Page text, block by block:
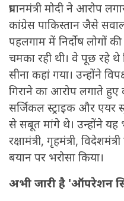
प्रधानमंत्री मोदी ने आरोप
कांग्रेस पाकिस्तान जैसे
पहलगाम में निर्दोष लोगों
चमका रही थी। वे पूछ रहे
सीना कहां गया। उन्होंने
गिराने का आरोप लगाते हुए
सर्जिकल स्ट्राइक और एयर
से सबूत मांगे थे। उन्होंने
रक्षामंत्री, गृहमंत्री,
बयान पर भरोसा किया।
अभी जारी है 'ऑपरेशन